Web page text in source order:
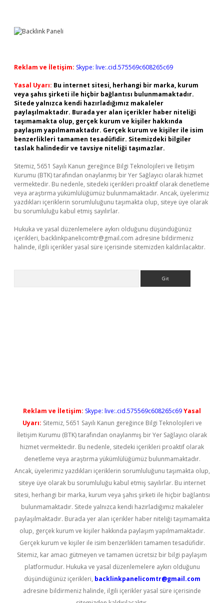
Reklam ve İletişim: Skype: live:.cid.575569c608265c69
Yasal Uyarı: Bu internet sitesi, herhangi bir marka, kurum
veya şahıs şirketi ile hiçbir bağlantısı bulunmamaktadır.
Sitede yalnızca kendi hazırladığımız makaleler
paylaşılmaktadır. Burada yer alan içerikler haber niteliği
taşımamakta olup, gerçek kurum ve kişiler hakkında
paylaşım yapılmamaktadır. Gerçek kurum ve kişiler ile isim
benzerlikleri tamamen tesadüfidir. Sitemizdeki bilgiler
taslak halindedir ve tavsiye niteliği taşımazlar.
Sitemiz, 5651 Sayılı Kanun gereğince Bilgi Teknolojileri ve İletişim
Kurumu (BTK) tarafından onaylanmış bir Yer Sağlayıcı olarak hizmet
vermektedir. Bu nedenle, sitedeki içerikleri proaktif olarak denetleme
veya araştırma yükümlülüğümüz bulunmamaktadır. Ancak, üyelerimiz
yazdıkları içeriklerin sorumluluğunu taşımakta olup, siteye üye olarak
bu sorumluluğu kabul etmiş sayılırlar.
Hukuka ve yasal düzenlemelere aykırı olduğunu düşündüğünüz
içerikleri, backlinkpanelicomtr@gmail.com adresine bildirmeniz
halinde, ilgili içerikler yasal süre içerisinde sitemizden kaldırılacaktır.
Reklam ve İletişim: Skype: live:.cid.575569c608265c69Yasal
Uyarı: Sitemiz, 5651 Sayılı Kanun gereğince Bilgi Teknolojileri ve
İletişim Kurumu (BTK) tarafından onaylanmış bir Yer Sağlayıcı olarak
hizmet vermektedir. Bu nedenle, sitedeki içerikleri proaktif olarak
denetleme veya araştırma yükümlülüğümüz bulunmamaktadır.
Ancak, üyelerimiz yazdıkları içeriklerin sorumluluğunu taşımakta olup,
siteye üye olarak bu sorumluluğu kabul etmiş sayılırlar. Bu internet
sitesi, herhangi bir marka, kurum veya şahıs şirketi ile hiçbir bağlantısı
bulunmamaktadır. Sitede yalnızca kendi hazırladığımız makaleler
paylaşılmaktadır. Burada yer alan içerikler haber niteliği taşımamakta
olup, gerçek kurum ve kişiler hakkında paylaşım yapılmamaktadır.
Gerçek kurum ve kişiler ile isim benzerlikleri tamamen tesadüfidir.
Sitemiz, kar amacı gütmeyen ve tamamen ücretsiz bir bilgi paylaşım
platformudur. Hukuka ve yasal düzenlemelere aykırı olduğunu
düşündüğünüz içerikleri, backlinkpanelicomtr@gmail.com
adresine bildirmeniz halinde, ilgili içerikler yasal süre içerisinde